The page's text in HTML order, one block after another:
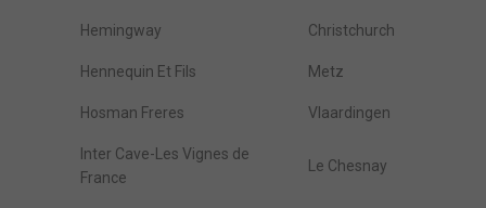
Hemingway Christchurch
Hennequin Et Fils Metz
Hosman Freres Vlaardingen
Inter Cave-Les Vignes de
France
Le Chesnay